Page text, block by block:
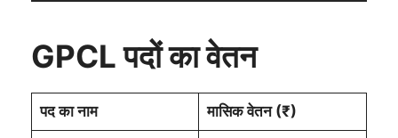
GPCL पदों का वेतन
पद का नाम मासिक वेतन (₹)